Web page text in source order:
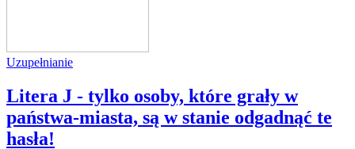
Uzupełnianie
Litera J - tylko osoby, które grały w
państwa-miasta, są w stanie odgadnąć te
hasła!